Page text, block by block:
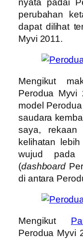
nyata padai
perubahan
dapat dilihat
Myvi 2011.
Mengikut
Perodua Myvi
model
saudara
saya,
kelihatan
wujud pada
(dashboard
di antara
Mengikut
Perodua Myvi